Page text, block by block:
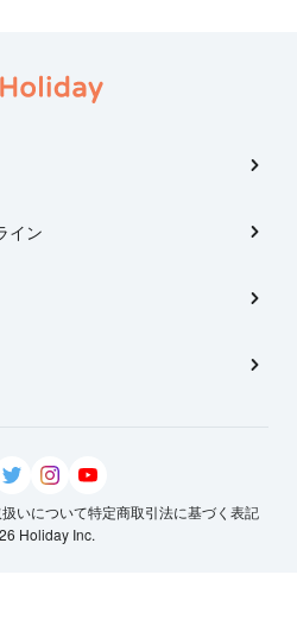
イン
いについて特定商取引法に基づく表記
Holiday Inc.